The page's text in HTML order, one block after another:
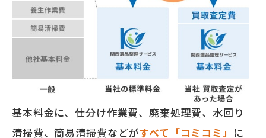
基本料金に、仕分け作業費、廃棄処理費、水回り
清掃費、簡易清掃費などがすべて「コミコミ」 に